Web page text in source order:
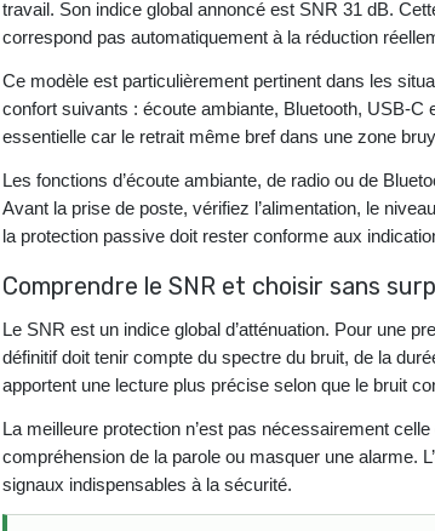
travail. Son indice global annoncé est SNR 31 dB.
correspond pas automatiquement à la réduction
Ce modèle est particulièrement pertinent dans les
confort suivants : écoute ambiante, Bluetooth, USB-
essentielle car le retrait même bref dans une zone
Les fonctions d’écoute ambiante, de radio ou de
Avant la prise de poste, vérifiez l’alimentation, le
la protection passive doit rester conforme aux
Comprendre le SNR et choisir sans
Le SNR est un indice global d’atténuation. Pour une
définitif doit tenir compte du spectre du bruit, de la
apportent une lecture plus précise selon que le bruit
La meilleure protection n’est pas nécessairement
compréhension de la parole ou masquer une alarme.
signaux indispensables à la sécurité.